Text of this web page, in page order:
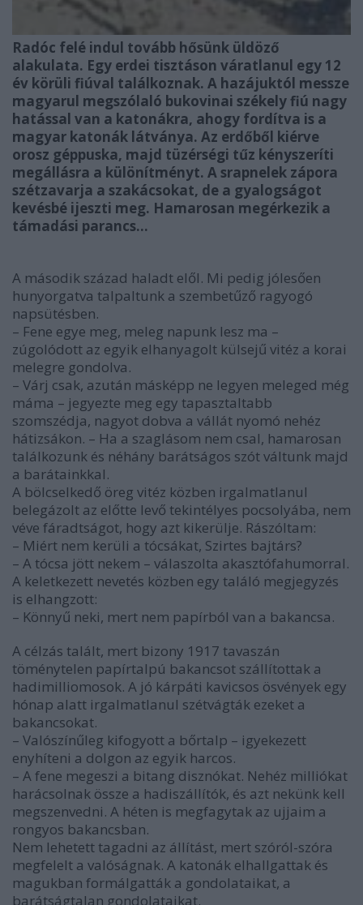
Radóc felé indul tovább hősünk üldöző
alakulata. Egy erdei tisztáson váratlanul egy 12
év körüli fiúval találkoznak. A hazájuktól messze
magyarul megszólaló bukovinai székely fiú nagy
hatással van a katonákra, ahogy fordítva is a
magyar katonák látványa. Az erdőből kiérve
orosz géppuska, majd tüzérségi tűz kényszeríti
megállásra a különítményt. A srapnelek zápora
szétzavarja a szakácsokat, de a gyalogságot
kevésbé ijeszti meg. Hamarosan megérkezik a
támadási parancs…
A második század haladt elől. Mi pedig jólesően
hunyorgatva talpaltunk a szembetűző ragyogó
napsütésben.
– Fene egye meg, meleg napunk lesz ma –
zúgolódott az egyik elhanyagolt külsejű vitéz a korai
melegre gondolva.
– Várj csak, azután másképp ne legyen meleged még
máma – jegyezte meg egy tapasztaltabb
szomszédja, nagyot dobva a vállát nyomó nehéz
hátizsákon. – Ha a szaglásom nem csal, hamarosan
találkozunk és néhány barátságos szót váltunk majd
a barátainkkal.
A bölcselkedő öreg vitéz közben irgalmatlanul
belegázolt az előtte levő tekintélyes pocsolyába, nem
véve fáradtságot, hogy azt kikerülje. Rászóltam:
– Miért nem kerüli a tócsákat, Szirtes bajtárs?
– A tócsa jött nekem – válaszolta akasztófahumorral.
A keletkezett nevetés közben egy találó megjegyzés
is elhangzott:
– Könnyű neki, mert nem papírból van a bakancsa.
A célzás talált, mert bizony 1917 tavaszán
töménytelen papírtalpú bakancsot szállítottak a
hadimilliomosok. A jó kárpáti kavicsos ösvények egy
hónap alatt irgalmatlanul szétvágták ezeket a
bakancsokat.
– Valószínűleg kifogyott a bőrtalp – igyekezett
enyhíteni a dolgon az egyik harcos.
– A fene megeszi a bitang disznókat. Nehéz milliókat
harácsolnak össze a hadiszállítók, és azt nekünk kell
megszenvedni. A héten is megfagytak az ujjaim a
rongyos bakancsban.
Nem lehetett tagadni az állítást, mert szóról-szóra
megfelelt a valóságnak. A katonák elhallgattak és
magukban formálgatták a gondolataikat, a
barátságtalan gondolataikat.